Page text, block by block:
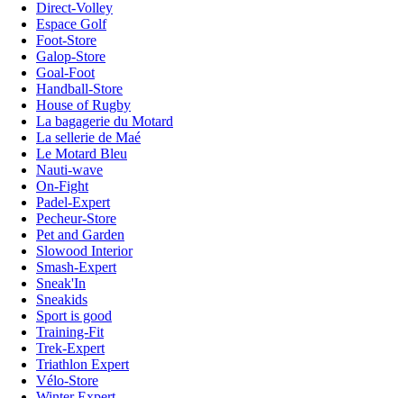
Direct-Volley
Espace Golf
Foot-Store
Galop-Store
Goal-Foot
Handball-Store
House of Rugby
La bagagerie du Motard
La sellerie de Maé
Le Motard Bleu
Nauti-wave
On-Fight
Padel-Expert
Pecheur-Store
Pet and Garden
Slowood Interior
Smash-Expert
Sneak'In
Sneakids
Sport is good
Training-Fit
Trek-Expert
Triathlon Expert
Vélo-Store